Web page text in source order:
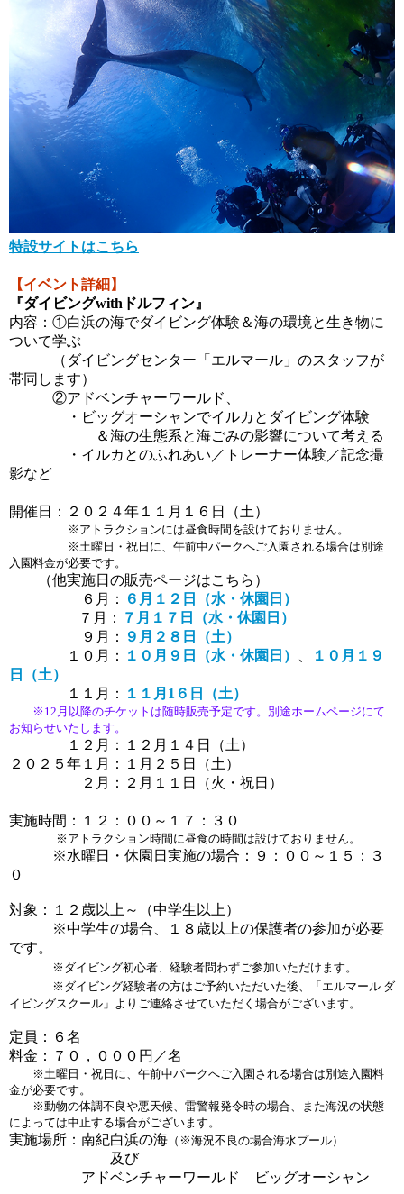
特設サイトはこちら
【イベント詳細】
『ダイビングwithドルフィン』
内容：①白浜の海でダイビング体験 ＆海の環境と生き物に
ついて学ぶ
（ダイビングセンター「エルマール」のスタッフが
帯同します）
②アドベンチャーワールド、
・ビッグオーシャンでイルカとダイビング体験
＆海の生態系と海ごみの影響について考える
・イルカとのふれあい／トレーナー体験／記念撮
影など
開催日：２０２４年１１月１６日（土）
※アトラクションには昼食時間を設けておりません。
※土曜日・祝日に、午前中パークへご入園される場合は別途
入園料金が必要です。
（他実施日の販売ページはこちら）
６月：
６月１２日（水・休園日）
７月：
７月１７日（水・休園日）
９月：
９月２８日（土）
１０月：
１０月９日（水・休園日）
１０月１９
日（土）
１１月：
１１月1６日（土）
※12月以降のチケットは随時販売予定です。別途ホームページにて
お知らせいたします。
１２月：１２月１４日（土）
２０２５年１月：１月２５日（土）
２月：２月１１日（火・祝日）
実施時間： １２：００～１７：３０
※アトラクション時間に昼食の時間は設けておりません。
※水曜日・休園日実施の場合：
９：００～１５：３
０
対象：１２ 歳以上～（中学生以上）
※中学生の場合、１８歳以上の保護者の参加が必要
です。
※ダイビング初心者、経験者問わずご参加いただけます。
※ダイビング経験者の方はご予約いただいた後、「エルマール ダ
イビングスクール」よりご連絡させていただく場合がございます。
定員：６名
料金：７０，０００円／名
※土曜日・祝日に、午前中パークへご入園される場合は別途入園料
金が必要です。
※動物の体調不良や悪天候、雷警報発令時の場合、また海況の状態
によっては中止する場合がございます。
実施場所：南紀白浜の海 （※海況不良の場合海水プール）
及び
アドベンチャーワールド　ビッグオーシャン